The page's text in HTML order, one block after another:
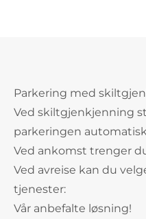
Parkering med
Ved skiltgjenkjenning
parkeringen
Ved ankomst trenger
Ved avreise kan du
tjenester:
Vår anbefalte løsning!